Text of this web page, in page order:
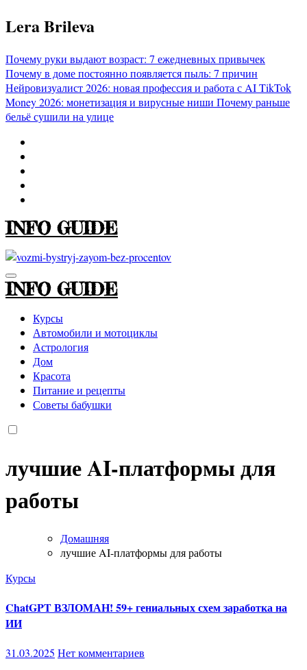
Перейти
к
Lera Brileva
Почему руки выдают возраст: 7 ежедневных привычек
Почему в доме постоянно появляется пыль: 7 причин
Нейровизуалист 2026: новая профессия и работа с AITikTok
Money 2026: монетизация и вирусные ниши Почему раньше
бельё сушили на улице
INFO GUIDE
INFO GUIDE
Курсы
Автомобили и мотоциклы
Астрология
Дом
Красота
Питание и рецепты
Советы бабушки
лучшие AI-платформы для
работы
Домашняя
лучшие AI-платформы для работы
Курсы
ChatGPT ВЗЛОМАН! 59+ гениальных схем заработка на
ИИ
31.03.2025 Нет комментариев